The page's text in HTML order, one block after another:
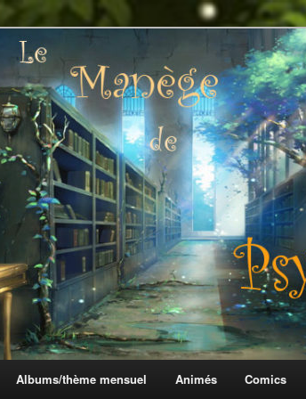
Psylook
Albums/thème mensuel Animés Comics